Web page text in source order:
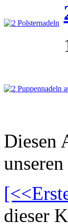
Diesen
dieser